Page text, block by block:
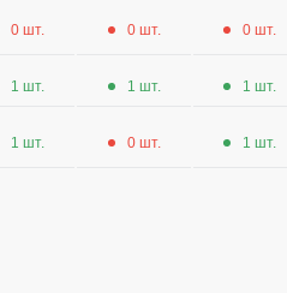
0 шт. 0 шт. 0 шт.
1 шт. 1 шт. 1 шт.
1 шт. 0 шт. 1 шт.